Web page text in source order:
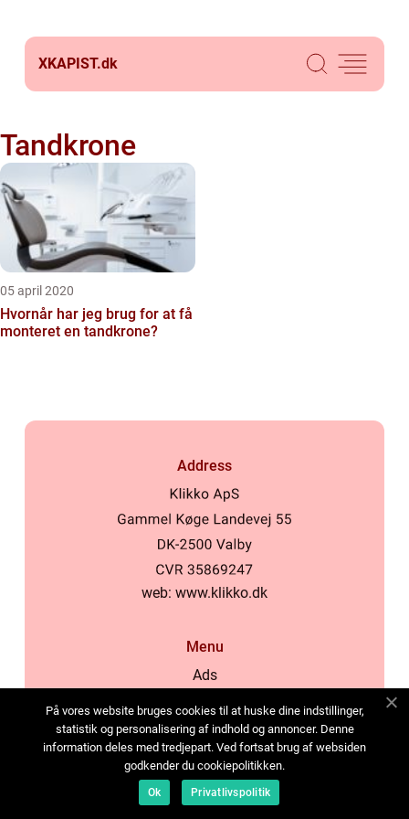
XKAPIST.dk
Tandkrone
05 april 2020
Hvornår har jeg brug for at få
monteret en tandkrone?
Address
web: www.klikko.dk
Menu
Ads
Cookies
Contact
Sitemap
På vores website bruges cookies til at huske dine indstillinger,
statistik og personalisering af indhold og annoncer. Denne
information deles med tredjepart. Ved fortsat brug af websiden
godkender du cookiepolitikken.
Ok Privatlivspolitik